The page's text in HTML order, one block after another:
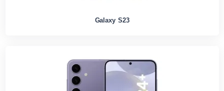
Galaxy S23